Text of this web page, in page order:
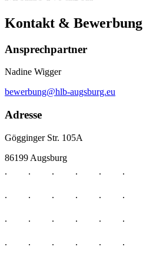
Kontakt & Bewerbung
Ansprechpartner
Nadine Wigger
bewerbung@hlb-augsburg.eu
Adresse
Gögginger Str. 105A
86199 Augsburg